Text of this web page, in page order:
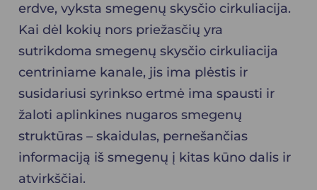
erdve, vyksta smegenų skysčio cirkuliacija.
Kai dėl kokių nors priežasčių yra
sutrikdoma smegenų skysčio cirkuliacija
centriniame kanale, jis ima plėstis ir
susidariusi syrinkso ertmė ima spausti ir
žaloti aplinkines nugaros smegenų
struktūras – skaidulas, pernešančias
informaciją iš smegenų į kitas kūno dalis ir
atvirkščiai.